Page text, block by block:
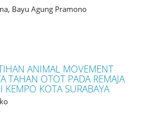
Bayu Agung Pramono
ANIMAL MOVEMENT
TAHAN OTOT PADA REMAJA
KEMPO KOTA SURABAYA